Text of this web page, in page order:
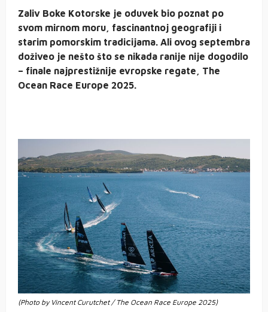
Zaliv Boke Kotorske je oduvek bio poznat po
svom mirnom moru, fascinantnoj geografiji i
starim pomorskim tradicijama. Ali ovog septembra
doživeo je nešto što se nikada ranije nije dogodilo
– finale najprestižnije evropske regate, The
Ocean Race Europe 2025.
(Photo by Vincent Curutchet / The Ocean Race Europe 2025)